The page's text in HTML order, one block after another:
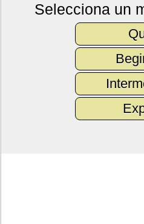
Selecciona un